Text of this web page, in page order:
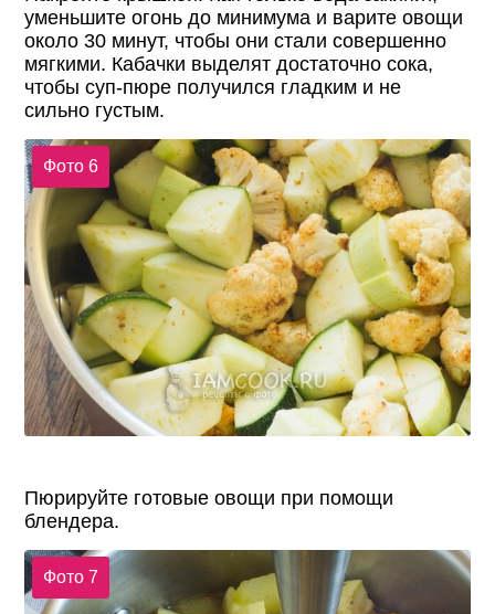
уменьшите огонь до минимума и варите овощи
около 30 минут, чтобы они стали совершенно
мягкими. Кабачки выделят достаточно сока,
чтобы суп-пюре получился гладким и не
сильно густым.
Фото 6
Пюрируйте готовые овощи при помощи
блендера.
Фото 7